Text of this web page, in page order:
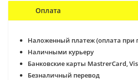
Оплата
Наложенный платеж (оплата при
Наличными курьеру
Банковские карты MastrerCard,
Безналичный перевод